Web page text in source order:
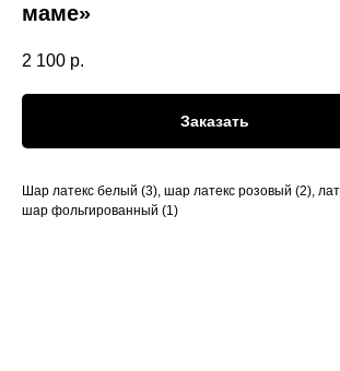
маме»
2 100 р.
Заказать
Шар латекс белый (3), шар латекс розовый (2),
шар фольгированный (1)